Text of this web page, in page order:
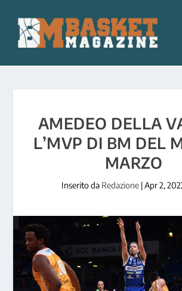
AMEDEO DELLA
L’MVP DI BM DEL
MARZO
Inserito da Redazione |Apr 2,